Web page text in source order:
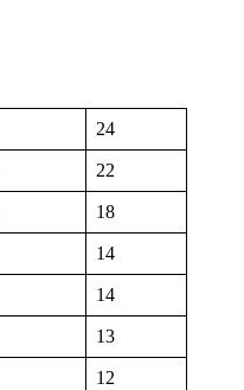
24
22
18
14
14
13
12